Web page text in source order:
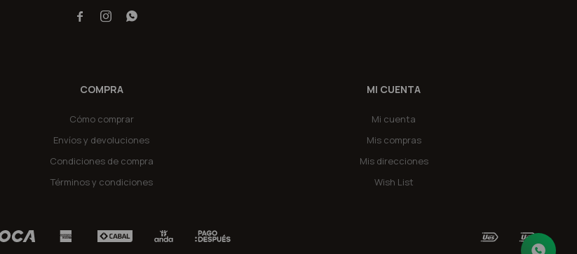
COMPRA
Cómo comprar
Envíos y devoluciones
Condiciones de compra
Términos y condiciones
MI CUENTA
Mi cuenta
Mis compras
Mis direcciones
Wish List
  